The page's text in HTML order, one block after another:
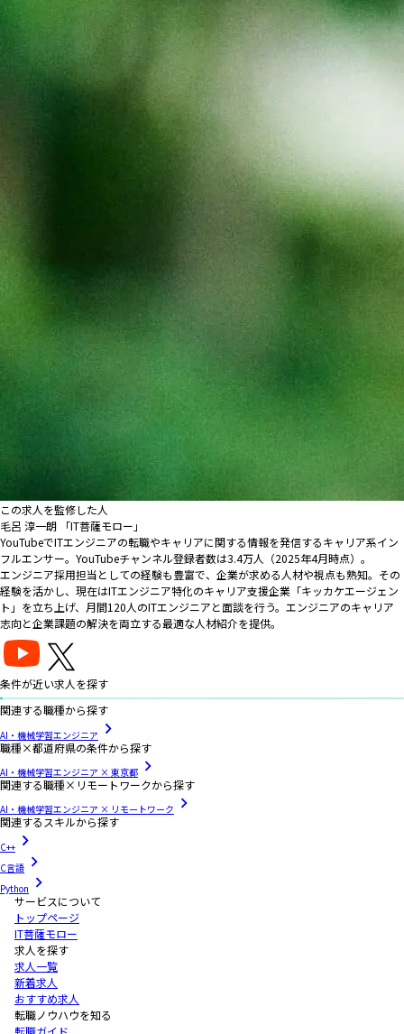
この求人を監修した人
毛呂 淳一朗 「IT菩薩モロー」
YouTubeでITエンジニアの転職やキャリアに関する情報を発信するキャリア系イン
フルエンサー。YouTubeチャンネル登録者数は3.4万人（2025年4月時点）。
エンジニア採用担当としての経験も豊富で、企業が求める人材や視点も熟知。その
経験を活かし、現在はITエンジニア特化のキャリア支援企業「キッカケエージェン
ト」を立ち上げ、月間120人のITエンジニアと面談を行う。エンジニアのキャリア
志向と企業課題の解決を両立する最適な人材紹介を提供。
条件が近い求人を探す
関連する職種から探す
AI・機械学習エンジニア
職種×都道府県の条件から探す
AI・機械学習エンジニア × 東京都
関連する職種×リモートワークから探す
AI・機械学習エンジニア × リモートワーク
関連するスキルから探す
C++
C言語
Python
サービスについて
トップページ
IT菩薩モロー
求人を探す
求人一覧
新着求人
おすすめ求人
転職ノウハウを知る